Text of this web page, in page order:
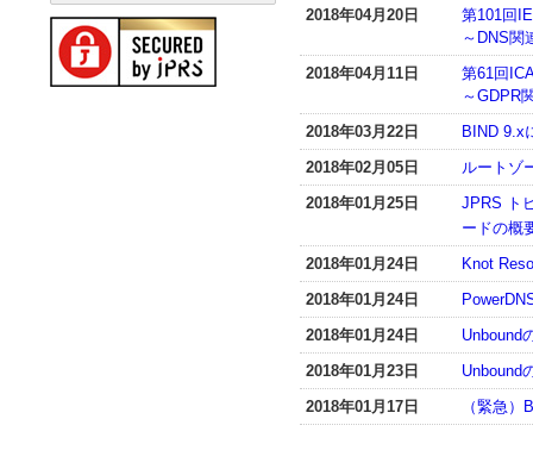
2018年04月20日
第101回
～DNS関
2018年04月11日
第61回
～GDPR
2018年03月22日
BIND 9.x
2018年02月05日
ルートゾ
2018年01月25日
JPRS ト
ードの概
2018年01月24日
Knot
2018年01月24日
2018年01月24日
Unbound
2018年01月23日
Unbound
2018年01月17日
（緊急